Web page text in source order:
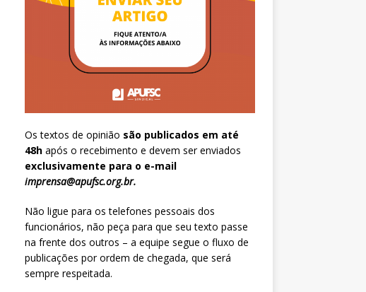
Os textos de opinião são publicados em até
48hapós o recebimento e devem ser enviados
exclusivamente para o e-mail
imprensa@apufsc.org.br.
Não ligue para os telefones pessoais dos
funcionários, não peça para que seu texto passe
na frente dos outros – a equipe segue o fluxo de
publicações por ordem de chegada, que será
sempre respeitada.